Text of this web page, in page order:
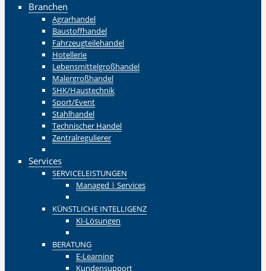
Branchen
Agrarhandel
Baustoffhandel
Fahrzeugteilehandel
Hotellerie
Lebensmittelgroßhandel
Malergroßhandel
SHK/Haustechnik
Sport/Event
Stahlhandel
Technischer Handel
Zentralregulierer
Services
SERVICELEISTUNGEN
Managed | Services
KÜNSTLICHE INTELLIGENZ
KI-Lösungen
BERATUNG
E-Learning
Kundensupport